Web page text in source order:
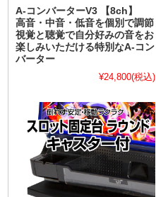
A-コンバーターV3 【8ch】
高音・中音・低音を個別で調節
視覚と聴覚で自分好みの音をお
楽しみいただける特別なA-コン
バーター
¥24,800(税込)